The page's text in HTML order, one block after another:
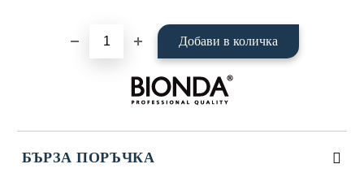
БЪРЗА ПОРЪЧКА